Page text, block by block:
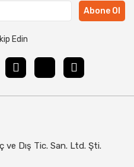
Abone Ol
Edin
ve Dış Tic. San. Ltd. Şti.